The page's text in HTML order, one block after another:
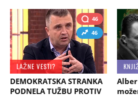
46
46
LAŽNE VESTI?
DEMOKRATSKA STRANKA
PODNELA TUŽBU PROTIV